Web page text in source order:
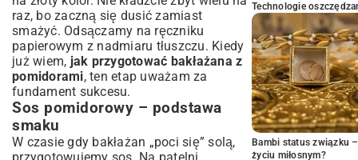
raz, bo zaczną się dusić zamiast
smażyć. Odsączamy na ręczniku
papierowym z nadmiaru tłuszczu. Kiedy
już wiem, jak przygotować bakłażana z
pomidorami, ten etap uważam za
fundament sukcesu.
Sos pomidorowy – podstawa
smaku
W czasie gdy bakłażan „poci się” solą,
Technologie
Bambi status związku
życiu miłosnym?